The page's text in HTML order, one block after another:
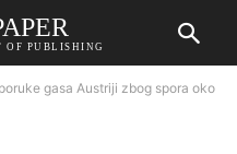
OF PUBLISHING
gasa Austriji zbog spora oko